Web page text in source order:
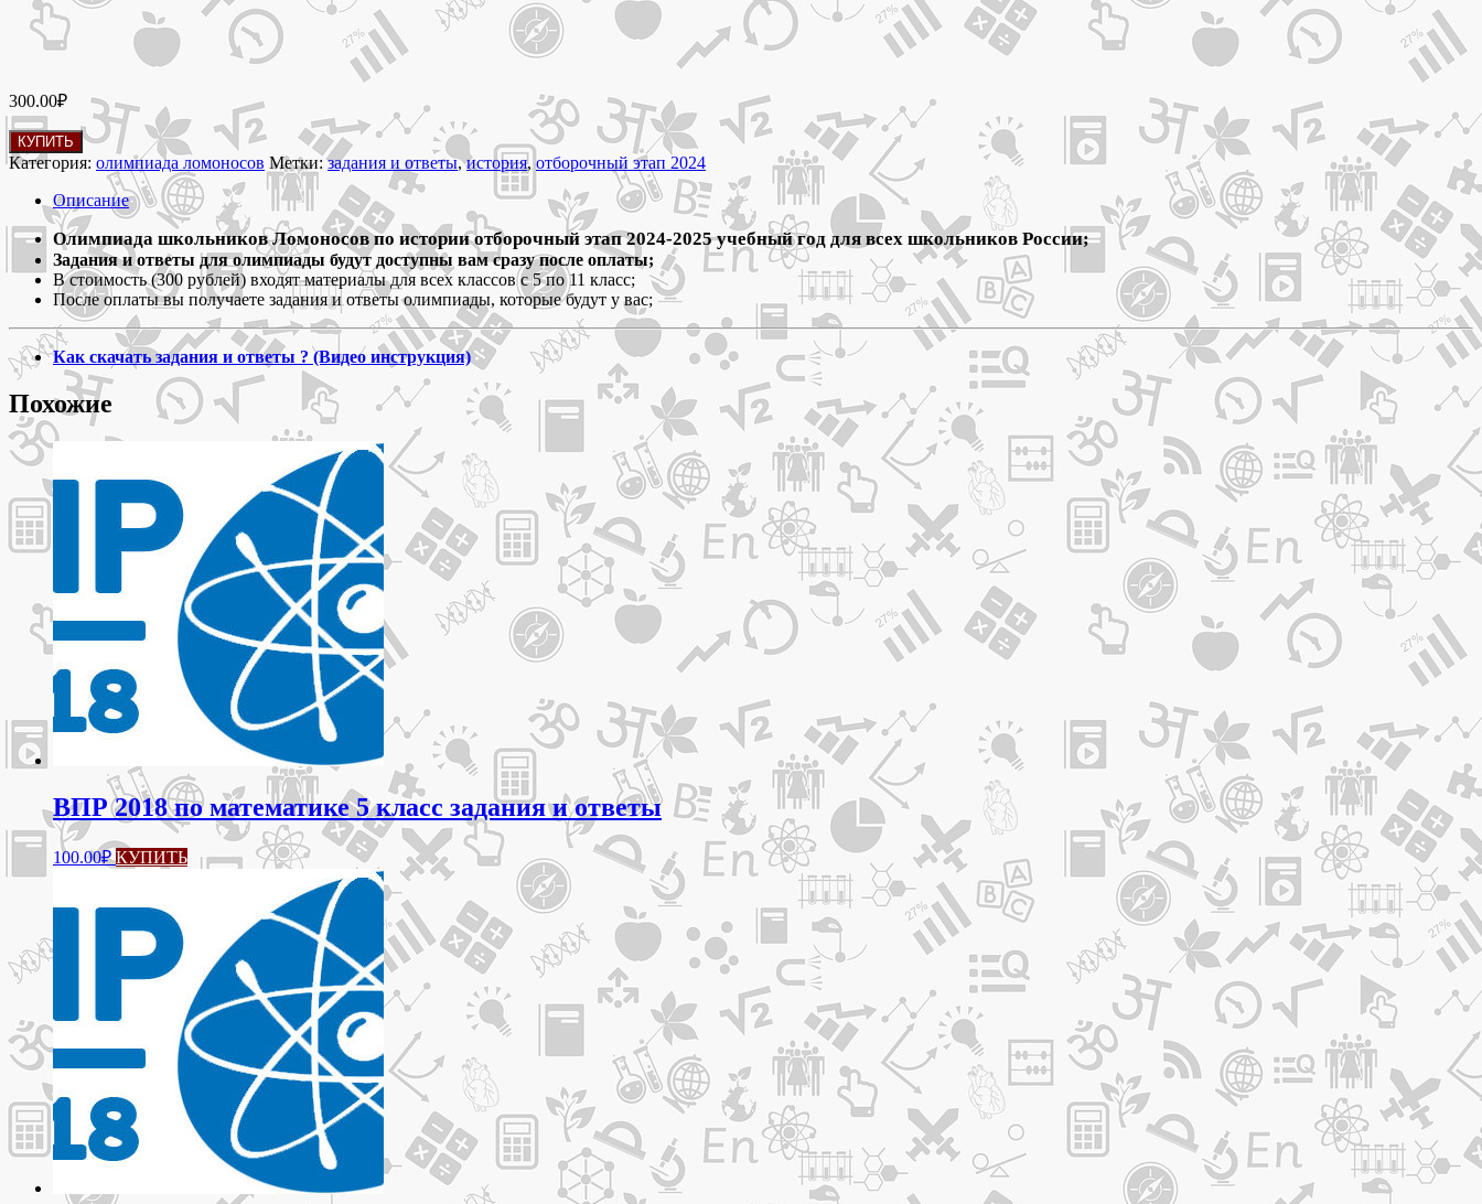
300.00₽
Количество
товара
ноября
2024 Олимпиада
школьников
Ломоносов
истории
11
класс
задания
и
ответы
для
отборочного
этапа
2024
КУПИТЬ
Категория: олимпиада ломоносов Метки:задания и ответы,история, отборочный этап 2024
Описание
Олимпиада школьников Ломоносов по истории отборочный этап 2024-2025 учебный год для всех школьников России;
Задания и ответы для олимпиады будут доступны вам сразу после оплаты;
В стоимость (300 рублей) входят материалы для всех классов с 5 по 11 класс;
После оплаты вы получаете задания и ответы олимпиады, которые будут у вас;
Как скачать задания и ответы ? (Видео инструкция)
Похожие
ВПР 2018 по математике 5 класс задания и ответы
100.00₽ КУПИТЬ